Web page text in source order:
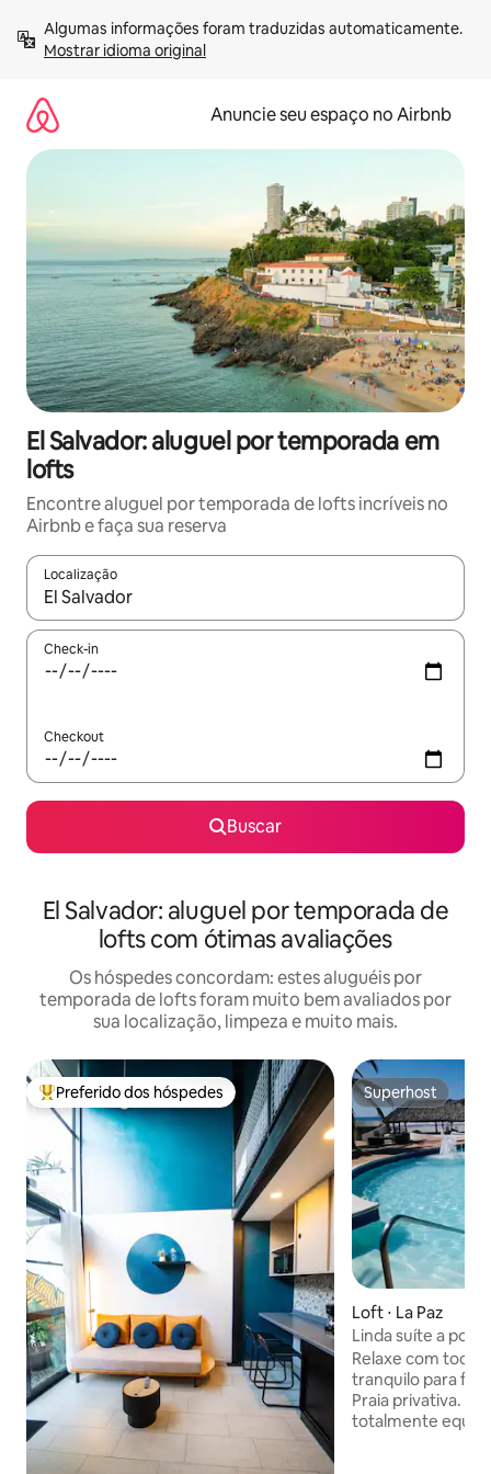
para
Mostrar idioma original
Anuncie seu espaço no Airbnb
El Salvador: aluguel por temporada em
lofts
Encontre aluguel por temporada de lofts incríveis no
Airbnb e faça sua reserva
Localização
Quando os resultados estiverem disponíveis, explore-os
Check-in
Checkout
Buscar
El Salvador: aluguel por temporada de
lofts com ótimas avaliações
Os hóspedes concordam: estes aluguéis por
temporada de lofts foram muito bem avaliados por
sua localização, limpeza e muito mais.
Entre os melhores preferidos dos hóspedes
Preferido dos hóspedes Superhost
Superhost
Loft ⋅ La Paz
Linda suíte a
Relaxe com toda
tranquilo para
Praia privativa. O
totalmente